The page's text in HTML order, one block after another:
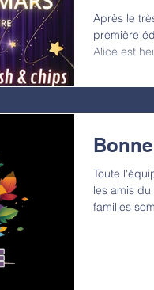
Après le
première édition à
Alice est heureux d’annoncer le retour de la Soirée
Laverrière
https://
l-ecole-
soirée
Toute
les amis
familles